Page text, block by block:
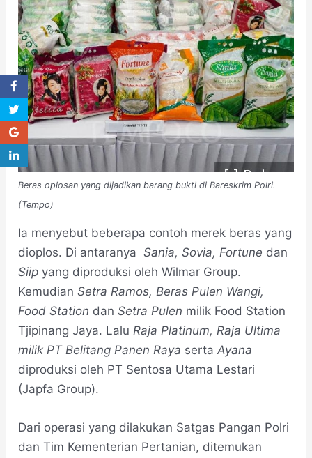
Beras oplosan yang dijadikan barang bukti di Bareskrim Polri.
(Tempo)
Ia menyebut beberapa contoh merek beras yang
dioplos. Di antaranyaSania, Sovia, Fortune dan
Siipyang diproduksi oleh Wilmar Group.
KemudianSetra Ramos, Beras Pulen Wangi,
Food Station dan Setra Pulen milik Food Station
Tjipinang Jaya. Lalu Raja Platinum, Raja Ultima
milik PT Belitang Panen Raya sertaAyana
diproduksi oleh PT Sentosa Utama Lestari
(Japfa Group).
Dari operasi yang dilakukan Satgas Pangan Polri
dan Tim Kementerian Pertanian, ditemukan